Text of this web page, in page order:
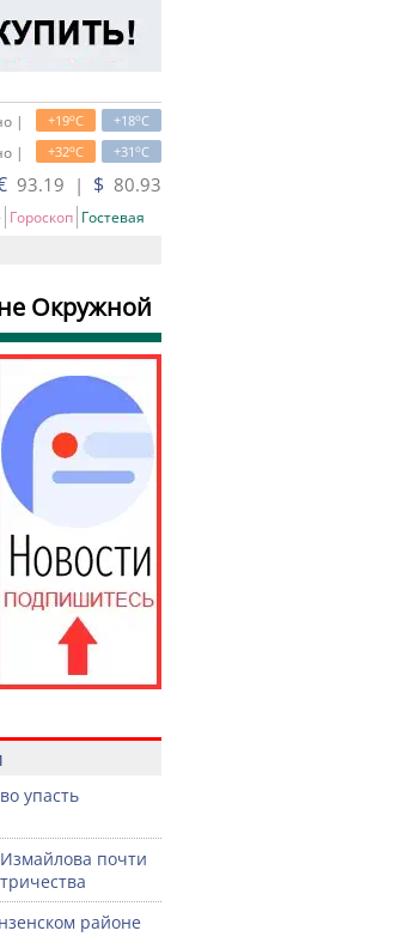
+18oC
+19oC
|
+31oC
+32oC
|
93.19 | $ 80.93
Гороскоп Гостевая
Окружной
упасть
почти
районе